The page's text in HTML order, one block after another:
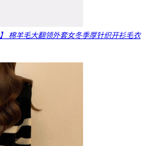
棉羊毛大翻领外套女冬季厚针织开衫毛衣